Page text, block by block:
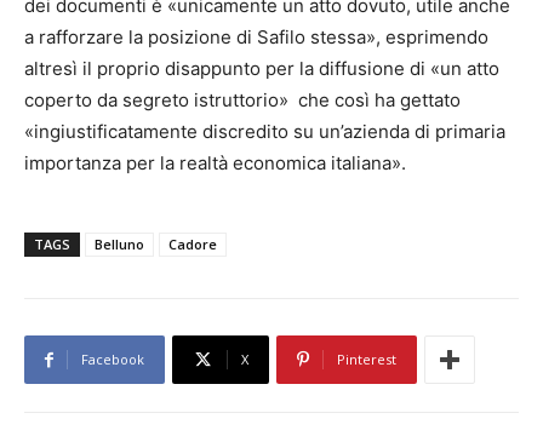
dei documenti è «unicamente un atto dovuto, utile anche
a rafforzare la posizione di Safilo stessa», esprimendo
altresì il proprio disappunto per la diffusione di «un atto
coperto da segreto istruttorio» che così ha gettato
«ingiustificatamente discredito su un’azienda di primaria
importanza per la realtà economica italiana».
TAGS Belluno Cadore
Facebook X Pinterest